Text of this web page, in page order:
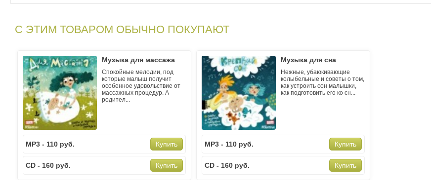
С ЭТИМ ТОВАРОМ ОБЫЧНО ПОКУПАЮТ
Музыка для массажа
Спокойные мелодии, под
которые малыш получит
особенное удовольствие от
массажных процедур. А
родител...
MP3 - 110 руб. Купить
CD - 160 руб. Купить
Музыка для сна
Нежные, убаюкивающие
колыбельные и советы о том,
как устроить сон малышки,
как подготовить его ко сн...
MP3 - 110 руб. Купить
CD - 160 руб. Купить